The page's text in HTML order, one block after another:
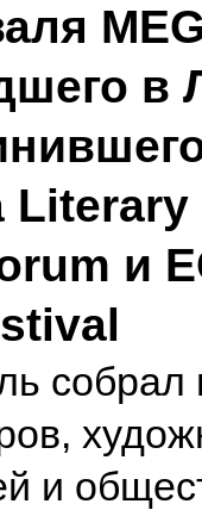
в
и
собрал
и